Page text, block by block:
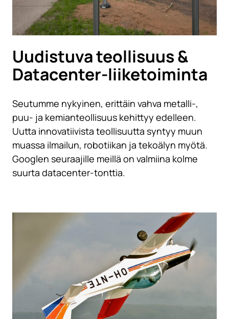
Uudistuva teollisuus &
Datacenter-liiketoiminta
Seutumme nykyinen, erittäin vahva metalli-,
puu- ja kemianteollisuus kehittyy edelleen.
Uutta innovatiivista teollisuutta syntyy muun
muassa ilmailun, robotiikan ja tekoälyn myötä.
Googlen seuraajille meillä on valmiina kolme
suurta datacenter-tonttia.